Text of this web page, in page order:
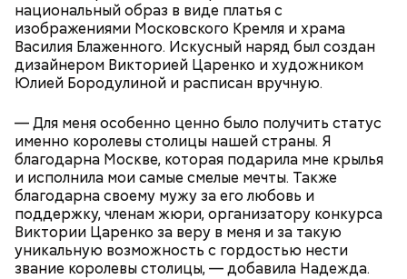
национальный образ в виде платья с
изображениями Московского Кремля и храма
Василия Блаженного. Искусный наряд был создан
дизайнером Викторией Царенко и художником
Юлией Бородулиной и расписан вручную.
— Для меня особенно ценно было получить статус
именно королевы столицы нашей страны. Я
благодарна Москве, которая подарила мне крылья
и исполнила мои самые смелые мечты. Также
благодарна своему мужу за его любовь и
поддержку, членам жюри, организатору конкурса
Виктории Царенко за веру в меня и за такую
уникальную возможность с гордостью нести
звание королевы столицы, — добавила Надежда.
В Колледже связи № 54 имени П. М. Вострухина
обновили учебный полигон, имитирующий работу
заниматься более 200 будущих электромонтеров,
электриков и мастеров по ремонту электросетей.